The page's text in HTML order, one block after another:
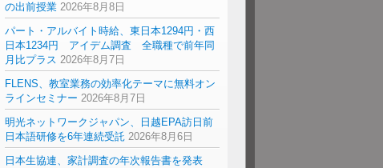
の出前授業 2026年8月8日
パート・アルバイト時給、東日本1294円・西
日本1234円 アイデム調査 全職種で前年同
月比プラス 2026年8月7日
FLENS、教室業務の効率化テーマに無料オン
ラインセミナー 2026年8月7日
明光ネットワークジャパン、日越EPA訪日前
日本語研修を6年連続受託 2026年8月6日
日本生協連、家計調査の年次報告書を発表